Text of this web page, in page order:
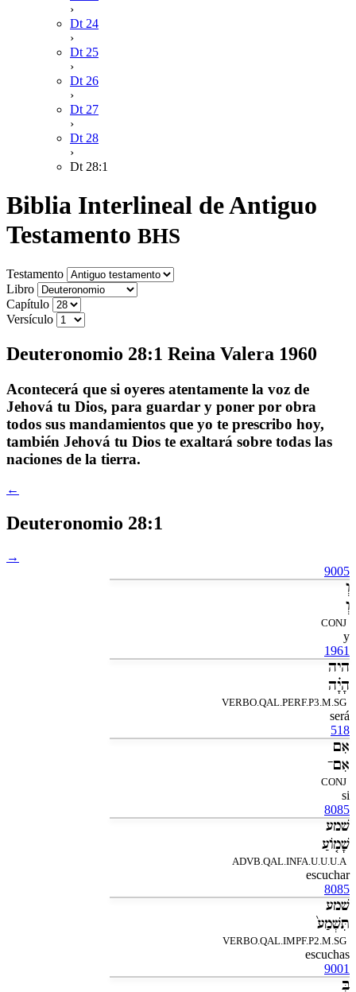
›
Dt 24
›
Dt 25
›
Dt 26
›
Dt 27
›
Dt 28
›
Dt 28:1
Biblia Interlineal de Antiguo
Testamento BHS
Testamento
Libro
Capítulo
Versículo
Deuteronomio 28:1 Reina Valera 1960
Acontecerá que si oyeres atentamente la voz de
Jehová tu Dios, para guardar y poner por obra
todos sus mandamientos que yo te prescribo hoy,
también Jehová tu Dios te exaltará sobre todas las
naciones de la tierra.
←
Deuteronomio 28:1
→
9005
וְ
וְ
CONJ
y
1961
היה
הָיָ֗ה
VERBO.QAL.PERF.P3.M.SG
será
518
אִם
אִם־
CONJ
si
8085
שׁמע
שָׁמֹ֤ועַ
ADVB.QAL.INFA.U.U.U.A
escuchar
8085
שׁמע
תִּשְׁמַע֙
VERBO.QAL.IMPF.P2.M.SG
escuchas
9001
בְּ